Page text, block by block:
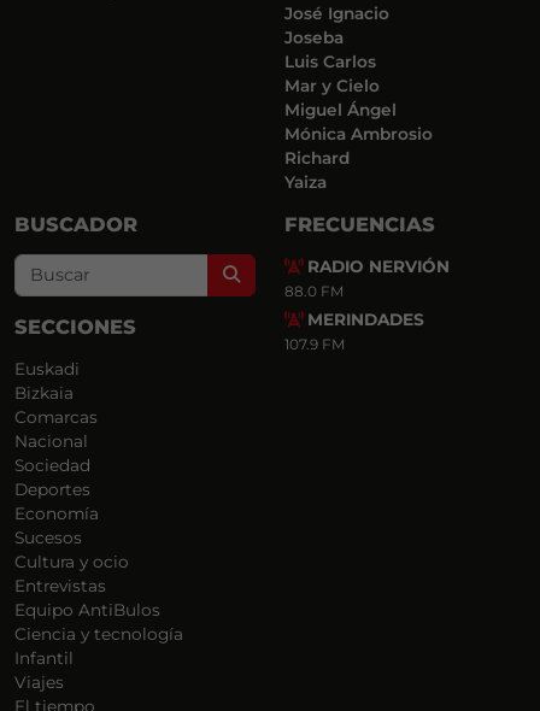
José Ignacio
Joseba
Luis Carlos
Mar y Cielo
Miguel Ángel
Mónica Ambrosio
Richard
Yaiza
BUSCADOR
Search
SECCIONES
Euskadi
Bizkaia
Comarcas
Nacional
Sociedad
Deportes
Economía
Sucesos
Cultura y ocio
Entrevistas
Equipo AntiBulos
Ciencia y tecnología
Infantil
Viajes
El tiempo
FRECUENCIAS
RADIO NERVIÓN
88.0 FM
MERINDADES
107.9 FM